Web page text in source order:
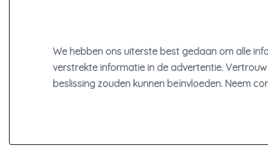
We hebben ons uiterste best gedaan om alle
verstrekte informatie in de advertentie.
beslissing zouden kunnen beïnvloeden. Neem